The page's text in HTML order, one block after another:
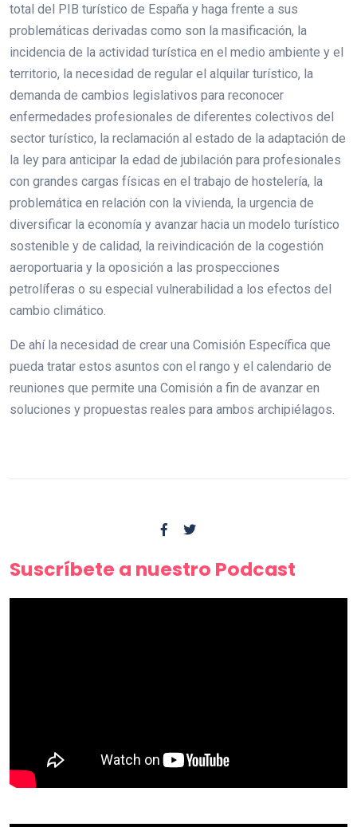
total del PIB turístico de España y haga frente a sus
problemáticas derivadas como son la masificación, la
incidencia de la actividad turística en el medio ambiente y el
territorio, la necesidad de regular el alquilar turístico, la
demanda de cambios legislativos para reconocer
enfermedades profesionales de diferentes colectivos del
sector turístico, la reclamación al estado de la adaptación de
la ley para anticipar la edad de jubilación para profesionales
con grandes cargas físicas en el trabajo de hostelería, la
problemática en relación con la vivienda, la urgencia de
diversificar la economía y avanzar hacia un modelo turístico
sostenible y de calidad, la reivindicación de la cogestión
aeroportuaria y la oposición a las prospecciones
petrolíferas o su especial vulnerabilidad a los efectos del
cambio climático.
De ahí la necesidad de crear una Comisión Específica que
pueda tratar estos asuntos con el rango y el calendario de
reuniones que permite una Comisión a fin de avanzar en
soluciones y propuestas reales para ambos archipiélagos.
Suscríbete a nuestro Podcast